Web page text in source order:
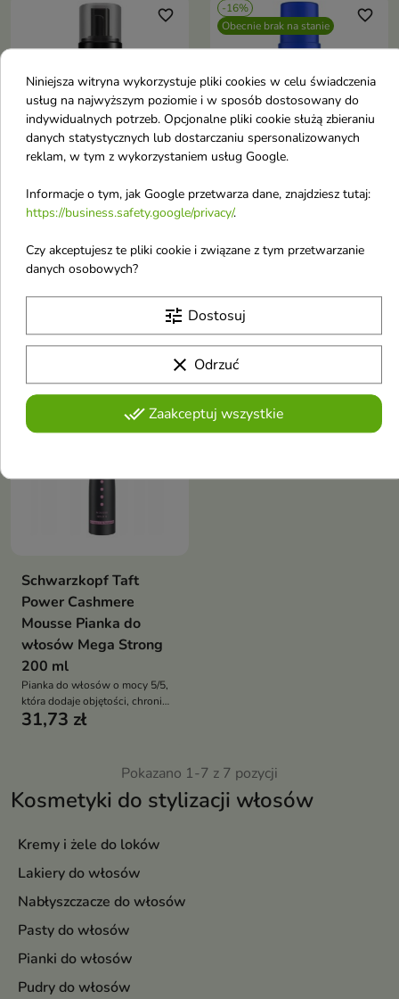
Kosmetyki do stylizacji włosów
Kremy i żele do loków
Lakiery do włosów
Nabłyszczacze do włosów
Pasty do włosów
Pianki do włosów
Pudry do włosów

favorite_border
Farmona Jantar Style
Volume Pianka do
nadająca objętość 150
Widocznie uniesione, lekkie i
objętością i zdrowym wyglądem
– aż do 12 godzin po aplikacji
27,65 zł
-16%
Obecnie brak na stanie
favorite_border
ONLYBIO Hair in
Balance Volume Pianka
ml
spektakularnej objętości i
elastycznego utrwalenia, a
roślinne składniki pielęgnują
pasma — lekko, bez sklejania
29,38 zł34,98 zł
Obecnie brak na stanie favorite_border
Schwarzkopf Taft
Power Cashmere
Mousse Pianka do
włosów Mega Strong
200 ml
Pianka do włosów o mocy 5/5,
która dodaje objętości, chroni
przed uszkodzeniami i wilgocią,
31,73 zł
Pokazano 1-7 z 7 pozycji
Niniejsza witryna wykorzystuje pliki cookies w celu świadczenia
usług na najwyższym poziomie i w sposób dostosowany do
indywidualnych potrzeb. Opcjonalne pliki cookie służą zbieraniu
danych statystycznych lub dostarczaniu spersonalizowanych
reklam, w tym z wykorzystaniem usług Google.
Informacje o tym, jak Google przetwarza dane, znajdziesz tutaj:
https://business.safety.google/privacy/.
Czy akceptujesz te pliki cookie i związane z tym przetwarzanie
danych osobowych?
tune Dostosuj
clear Odrzuć
done_allZaakceptuj wszystkie